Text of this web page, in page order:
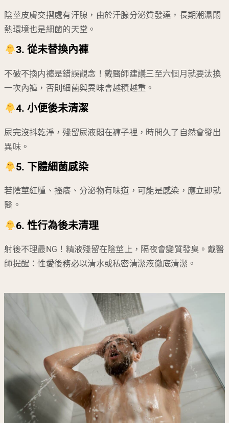
陰莖皮膚交摺處有汗腺，由於汗腺分泌質發達，長期潮濕悶
熱環境也是細菌的天堂。
3. 從未替換內褲
不破不換内褲是錯誤觀念！戴醫師建議三至六個月就要汰換
一次內褲，否則細菌與異味會越積越重。
4. 小便後未清潔
尿完沒抖乾淨，殘留尿液悶在褲子裡，時間久了自然會發出
異味。
5. 下體細菌感染
若陰莖紅腫、搔癢、分泌物有味道，可能是感染，應立即就
醫。
6. 性行為後未清理
射後不理最NG！精液殘留在陰莖上，隔夜會變質發臭。戴醫
師提醒：性愛後務必以清水或私密清潔液徹底清潔。